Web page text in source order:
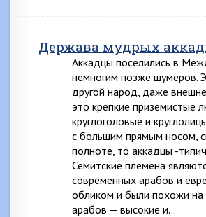
Держава мудрых
Аккадцы поселились в
немногим позже шумеров.
другой народ, даже
это крепкие приземистые
круглоголовые и
с большим прямым носом,
полноте, то аккадцы -
Семитские племена
современных арабов и
обликом и были похожи на
арабов — высокие и…